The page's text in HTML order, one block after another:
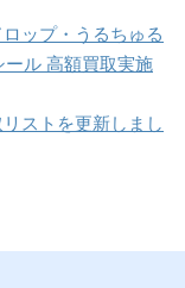
ップ・うるちゅる
ル 高額買取実施
ストを更新しまし